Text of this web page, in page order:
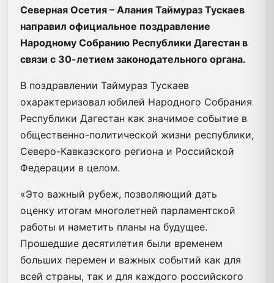
Северная Осетия – Алания Таймураз Тускаев
направил официальное поздравление
Народному Собранию Республики Дагестан в
связи с 30-летием законодательного органа.
В поздравлении Таймураз Тускаев
охарактеризовал юбилей Народного Собрания
Республики Дагестан как значимое событие в
общественно-политической жизни республики,
Северо-Кавказского региона и Российской
Федерации в целом.
«Это важный рубеж, позволяющий дать
оценку итогам многолетней парламентской
работы и наметить планы на будущее.
Прошедшие десятилетия были временем
больших перемен и важных событий как для
всей страны, так и для каждого российского